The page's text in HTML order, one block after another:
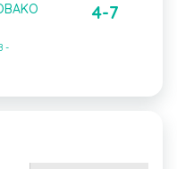
-
4-7